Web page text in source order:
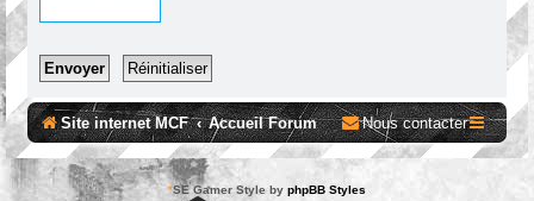
Site internet MCF Accueil Forum Nous contacter
*SE Gamer Style by phpBB Styles